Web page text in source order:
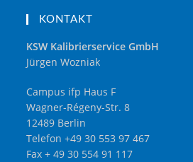
KONTAKT
KSW Kalibrierservice GmbH
Jürgen Wozniak
Campus ifp Haus F
Wagner-Régeny-Str. 8
12489 Berlin
Telefon +49 30 553 97 467
Fax + 49 30 554 91 117